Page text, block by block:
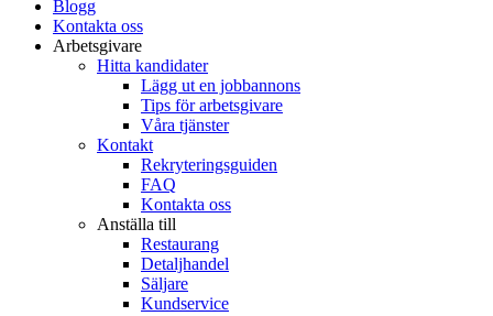
Blogg
Kontakta oss
Arbetsgivare
Hitta kandidater
Lägg ut en jobbannons
Tips för arbetsgivare
Våra tjänster
Kontakt
Rekryteringsguiden
FAQ
Kontakta oss
Anställa till
Restaurang
Detaljhandel
Säljare
Kundservice